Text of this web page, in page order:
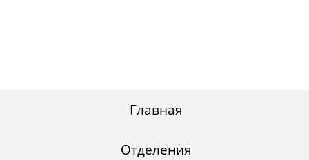
Главная
Отделения